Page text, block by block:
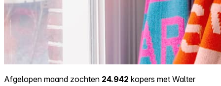
Afgelopen maand zochten 24.942 kopers met Walter